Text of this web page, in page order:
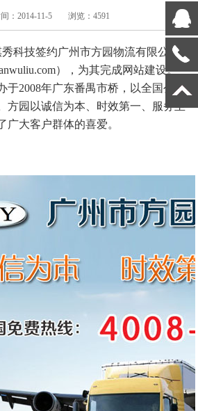
：2014-11-5 浏览：4591
科技签约广州市方园物流有限公司网
），为其完成网站建设。
2008年广东番禺市桥，以全国公路
方园以诚信为本、时效第一、服务至
广大客户群体的喜爱。